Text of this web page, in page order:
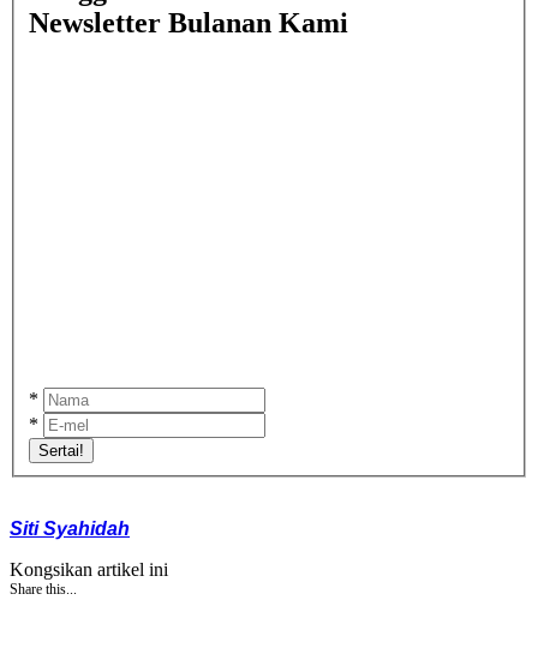
Newsletter Bulanan Kami
*
*
Sertai!
Siti Syahidah
Kongsikan artikel ini
Share this...